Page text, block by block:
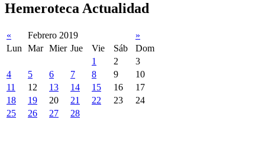
Hemeroteca Actualidad
« Febrero 2019
»
Lun
Mar Mier Jue Vie Sáb
Dom
1
2
3
4
5 6 7 8 9
10
11
12 13 14 15 16
17
18
19 20 21 22 23
24
25
26 27 28